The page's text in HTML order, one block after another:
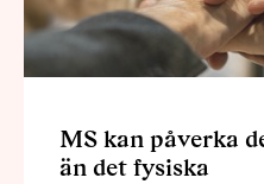
MS kan påverka
än det fysiska